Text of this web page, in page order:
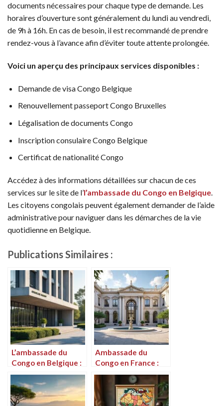
documents nécessaires pour chaque type de demande. Les
horaires d’ouverture sont généralement du lundi au vendredi,
de 9h à 16h. En cas de besoin, il est recommandé de prendre
rendez-vous à l’avance afin d’éviter toute attente prolongée.
Voici un aperçu des principaux services disponibles :
Demande de visa Congo Belgique
Renouvellement passeport Congo Bruxelles
Légalisation de documents Congo
Inscription consulaire Congo Belgique
Certificat de nationalité Congo
Accédez à des informations détaillées sur chacun de ces
services sur le site de l’l’ambassade du Congo en Belgique.
Les citoyens congolais peuvent également demander de l’aide
administrative pour naviguer dans les démarches de la vie
quotidienne en Belgique.
Publications Similaires :
L’ambassade du
Congo en Belgique :
services et
informations
essentielles
Ambassade du
Congo en France :
tout savoir sur les
demandes de
passeport